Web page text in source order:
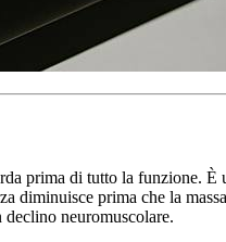
prima di tutto la funzione. È
diminuisce prima che la
neuromuscolare.